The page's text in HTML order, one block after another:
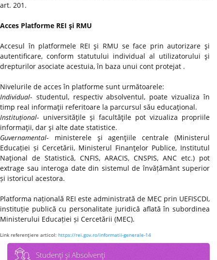
art. 201.
Acces Platforme REI şi RMU
Accesul în platformele REI şi RMU se face prin autorizare şi
autentificare, conform statutului individual al utilizatorului şi
drepturilor asociate acestuia, în baza unui cont protejat .
Nivelurile de acces în platforme sunt următoarele:
Individual- studentul, respectiv absolventul, poate vizualiza în
timp real informaţii referitoare la parcursul său educaţional.
Instituțional- universităţile şi facultăţile pot vizualiza propriile
informaţii, dar şi alte date statistice.
Guvernamental- ministerele şi agenţiile centrale (Ministerul
Educației și Cercetării, Ministerul Finanţelor Publice, Institutul
Naţional de Statistică, CNFIS, ARACIS, CNSPIS, ANC etc.) pot
extrage sau interoga date din sistemul de învățământ superior
și istoricul acestora.
Platforma națională REI este administrată de MEC prin UEFISCDI,
instituție publică cu personalitate juridică aflată în subordinea
Ministerului Educației și Cercetării (MEC).
Link referenţiere articol: https://rei.gov.ro/informatii-generale-14
Studenţi şi Absolvenţi